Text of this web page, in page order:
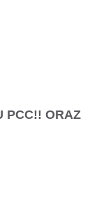
PCC!! ORAZ